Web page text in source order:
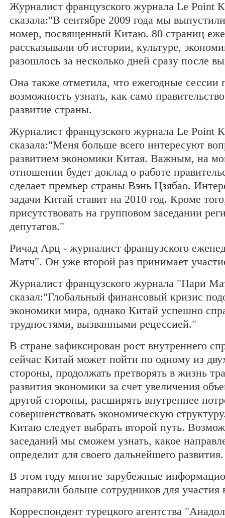
Журналист французского журнала Le Point
сказала:"В сентябре 2009 года мы
номер, посвященный Китаю. 80 страниц
рассказывали об истории, культуре,
разошлось за несколько дней сразу после
Она также отметила, что ежегодные сессии
возможность узнать, как само
развитие страны.
Журналист французского журнала Le Point
сказала:"Меня больше всего интересуют
развитием экономики Китая. Важным, на
отношении будет доклад о работе
сделает премьер страны Вэнь Цзябао.
задачи Китай ставит на 2010 год. Кроме
присутствовать на групповом заседании
депутатов."
Ричад Арц - журналист французского
Матч". Он уже второй раз принимает
Журналист французского журнала "Пари
сказал:"Глобальный финансовый кризис
экономики мира, однако Китай успешно
трудностями, вызванными рецессией."
В стране зафиксирован рост внутреннего
сейчас Китай может пойти по одному из
стороны, продолжать претворять в жизнь
развития экономики за счет увеличения
другой стороны, расширять внутреннее
совершенствовать экономическую
Китаю следует выбрать второй путь.
заседаний мы сможем узнать, какое
определит для своего дальнейшего развития.
В этом году многие зарубежные
направили больше сотрудников для участия
Корреспондент турецкого агентства